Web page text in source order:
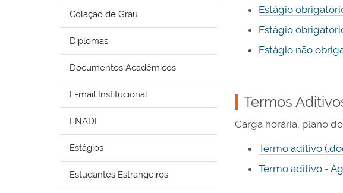
Colação de Grau
Diplomas
Documentos Acadêmicos
E-mail Institucional
ENADE
Estágios
Estudantes Estrangeiros
Estágio
Estágio
Estágio não
Termos
Carga horária, plano
Termo aditivo
Termo aditivo -